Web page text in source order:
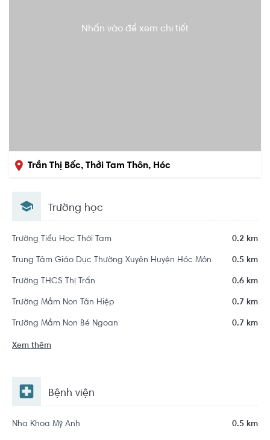
Nhấn vào để xem chi tiết
Trần Thị Bốc, Thới Tam Thôn, Hóc
Trường học
Trường Tiểu Học Thới Tam 0.2 km
Trung Tâm Giáo Dục Thường Xuyên Huyện Hóc Môn 0.5 km
Trường THCS Thị Trấn 0.6 km
Trường Mầm Non Tân Hiệp 0.7 km
Trường Mầm Non Bé Ngoan 0.7 km
Xem thêm
Bệnh viện
Nha Khoa Mỹ Anh 0.5 km